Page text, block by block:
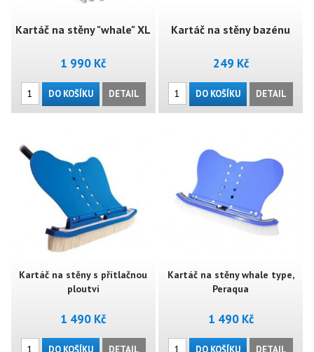
Kartáč na stěny "whale" XL
1 990 Kč
DO KOŠÍKU DETAIL
Kartáč na stěny bazénu
Premium
249 Kč
DO KOŠÍKU DETAIL
Kartáč na stěny s přítlačnou
ploutví
1 490 Kč
Kartáč na stěny whale type,
Peraqua
1 490 Kč